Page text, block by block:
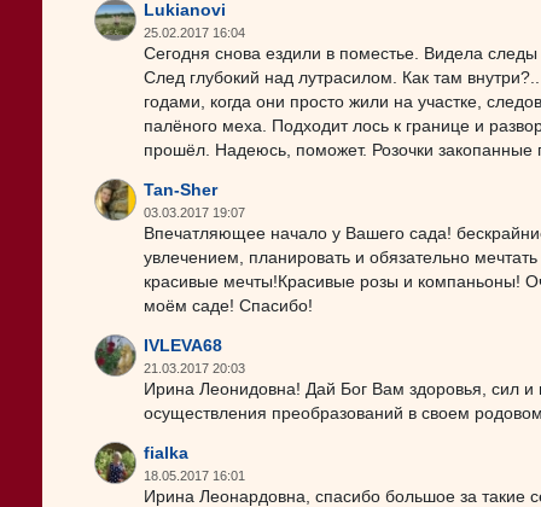
Lukianovi
25.02.2017 16:04
Сегодня снова ездили в поместье. Видела
След глубокий над лутрасилом. Как там
годами, когда они просто жили на участке,
палёного меха. Подходит лось к границе и
прошёл. Надеюсь, поможет. Розочки
Tan-Sher
03.03.2017 19:07
Впечатляющее начало у Вашего сада!
увлечением, планировать и обязательно
красивые мечты!Красивые розы и компаньоны!
моём саде! Спасибо!
IVLEVA68
21.03.2017 20:03
Ирина Леонидовна! Дай Бог Вам здоровья, сил
осуществления преобразований в своем
fialka
18.05.2017 16:01
Ирина Леонардовна, спасибо большое за такие